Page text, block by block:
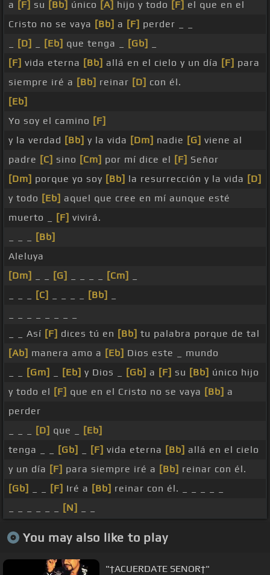
a [F] su [Bb] único [A] hijo y todo [F] el que en el
Cristo no se vaya [Bb] a [F] perder _ _
[D] [Eb] que tenga _ [Gb]
[F] vida eterna [Bb] allá en el cielo y un día [F] para
siempre iré a [Bb] reinar [D] con él.
[Eb]
Yo soy el camino [F]
y la verdad [Bb] y la vida [Dm] nadie [G] viene al
padre [C] sino [Cm] por mí dice el [F] Señor
[Dm] porque yo soy [Bb] la resurrección y la vida [D]
y todo [Eb] aquel que cree en mí aunque esté
muerto _
[F] vivirá.
[Bb]
Aleluya
[Dm]
[G] [Cm]
[C] [Bb]
_ _ Así [F] dices tú en [Bb] tu palabra porque de tal
[Ab] manera amo a [Eb] Dios este _ mundo
[Gm] [Eb] y Dios _ [Gb] a [F] su [Bb] único hijo
y todo el [F] que en el Cristo no se vaya [Bb] a
perder
[D] que _
[Eb]
tenga _ _
[Gb] [F] vida eterna [Bb] allá en el cielo
y un día [F] para siempre iré a [Bb] reinar con él.
[Gb]
[F] Iré a [Bb] reinar con él. _ _ _ _ _
[N]
You may also like to play
"†ACUERDATE SENOR†"